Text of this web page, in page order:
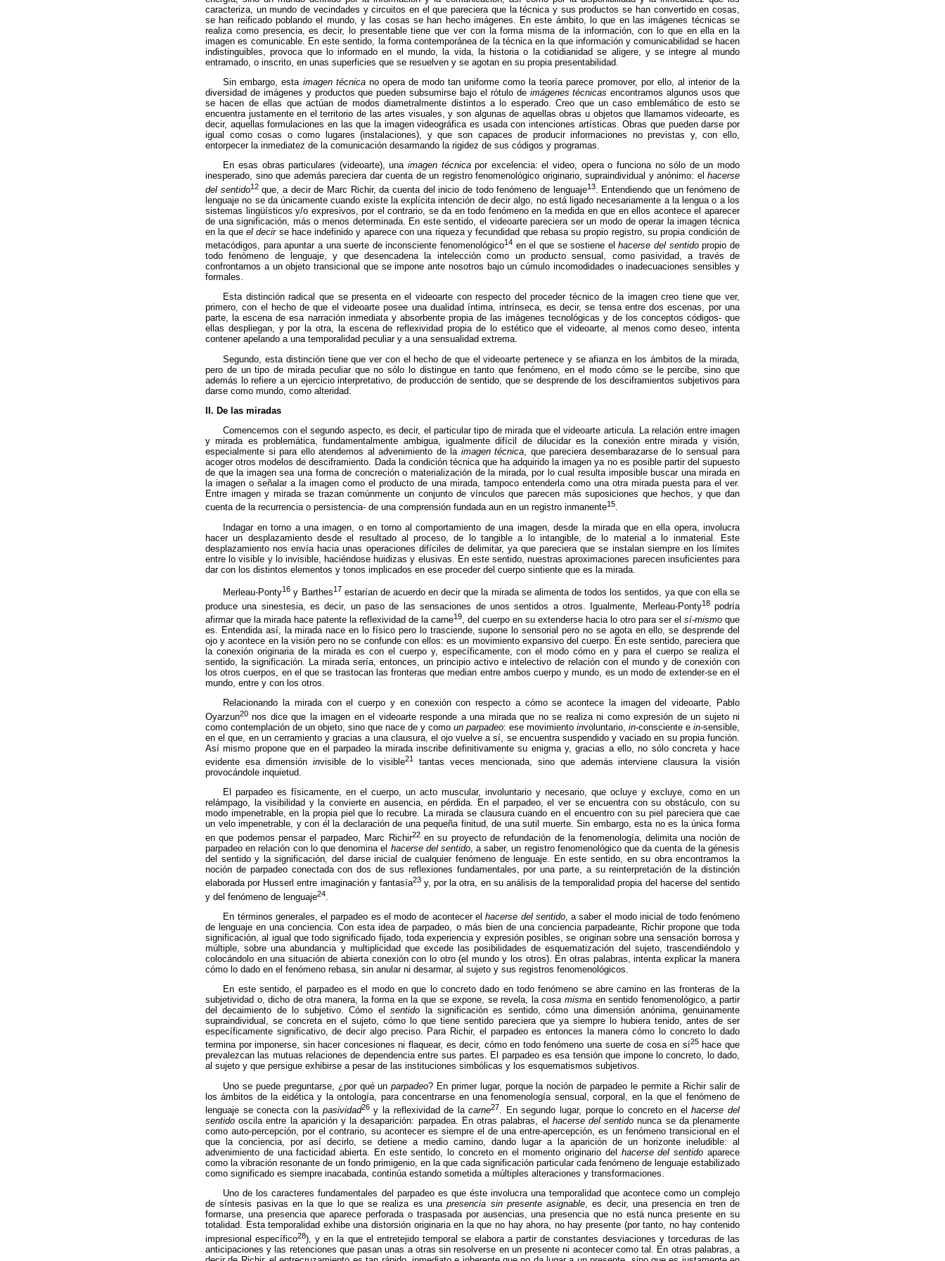
caracteriza, un mundo de vecindades y circuitos en el que pareciera que la técnica y sus productos se han convertido en cosas,
se han reificadopoblando el mundo, y las cosas se han hecho imágenes. En este ámbito, lo que en las imágenes técnicas se
realiza como presencia, es decir, lo presentable tiene que ver con la forma misma de la información, con lo que en ella en la
imagen es comunicable. En este sentido, la forma contemporánea de la técnica en la que información y comunicabilidad se hacen
indistinguibles, provoca que lo informado en el mundo, la vida, la historia o la cotidianidad se aligere, y se integre al mundo
entramado, o inscrito, en unas superficies que se resuelven y se agotan en su propia presentabilidad
Sin embargo, esta imagen técnica no opera de modo tan uniforme como la teoría parece promover, por ello, al interior de la
diversidad de imágenes y productos que pueden subsumirse bajo el rótulo de imágenes técnicasencontramos algunos usos que
se hacen de ellas que actúan de modos diametralmente distintos a lo esperado. Creo que un caso emblemático de esto se
encuentra justamente en el territorio de las artes visuales, y son algunas de aquellas obras u objetos que llamamos videoarte, es
decir, aquellas formulaciones en las que la imagen videográfica es usada con intenciones artísticas. Obras que pueden darse por
igual como cosas o como lugares (instalaciones), y que son capaces de producir informaciones no previstas y, con ello,
entorpecer la inmediatez de la comunicación desarmando la rigidez de sus códigos y programas.
En esas obras particulares (videoarte), unaimagen técnicapor excelencia: el video, opera o funciona no sólo de un modo
inesperado, sino que además pareciera dar cuenta de un registro fenomenológico originario, supraindividual y anónimo: el hacerse
del sentido12que, a decir de Marc Richir, da cuenta del inicio de todo fenómeno de lenguaje13. Entendiendo que un fenómeno de
lenguaje no se da únicamente cuando existe la explícita intención de decir algo, no está ligado necesariamente a la lengua o a los
sistemas lingüísticos y/o expresivos, por el contrario, se da en todo fenómeno en la medida en que en ellos acontece el aparecer
de una significación, más o menos determinada. En este sentido, el videoarte pareciera ser un modo de operar la imagen técnica
en la que el decir se hace indefinido y aparece con una riqueza y fecundidad que rebasa su propio registro, su propia condición de
metacódigos, para apuntar a una suerte de inconsciente fenomenológico14 en el que se sostiene elhacerse del sentidopropio de
todo fenómeno de lenguaje, y que desencadena la intelección como un producto sensual, como pasividad, a través de
confrontarnos a un objeto transicional que se impone ante nosotros bajo un cúmulo incomodidades o inadecuaciones sensibles y
formales.
Esta distinción radical que se presenta en el videoarte con respecto del proceder técnico de la imagen creo tiene que ver,
primero, con el hecho de que el videoarte posee una dualidad íntima, intrínseca, es decir, se tensa entre dos escenas, por una
parte, la escena de esa narración inmediata y absorbente propia de las imágenes tecnológicas y de los conceptos códigos- que
ellas despliegan, y por la otra, la escena de reflexividad propia de lo estético que el videoarte, al menos como deseo, intenta
contener apelando a una temporalidad peculiar y a una sensualidad extrema.
Segundo, esta distinción tiene que ver con el hecho de que el videoarte pertenece y se afianza en los ámbitos de la mirada,
pero de un tipo de mirada peculiar que no sólo lo distingue en tanto que fenómeno, en el modo cómo se le percibe, sino que
además lo refiere a un ejercicio interpretativo, de producción de sentido, que se desprende de los desciframientos subjetivos para
darse como mundo, como alteridad.
II. De las miradas
Comencemos con el segundo aspecto, es decir, el particular tipo de mirada que el videoarte articula. La relación entre imagen
y mirada es problemática, fundamentalmente ambigua, igualmente difícil de dilucidar es la conexión entre mirada y visión,
especialmente si para ello atendemos al advenimiento de la imagen técnica , que pareciera desembarazarse de lo sensual para
acoger otros modelos de desciframiento. Dada la condición técnica que ha adquirido la imagen ya no es posible partir del supuesto
de que la imagen sea una forma de concreción o materialización de la mirada, por lo cual resulta imposible buscar una mirada en
la imagen o señalar a la imagen como el producto de una mirada, tampoco entenderla como una otra mirada puesta para el ver.
Entre imagen y mirada se trazan comúnmente un conjunto de vínculos que parecen más suposiciones que hechos, y que dan
cuenta de la recurrencia o persistencia- de una comprensión fundada aun en un registro inmanente15.
Indagar en torno a una imagen, o en torno al comportamiento de una imagen, desde la mirada que en ella opera, involucra
hacer un desplazamiento desde el resultado al proceso, de lo tangible a lo intangible, de lo material a lo inmaterial. Este
desplazamiento nos envía hacia unas operaciones difíciles de delimitar, ya que pareciera que se instalan siempre en los límites
entre lo visible y lo invisible, haciéndose huidizas y elusivas. En este sentido, nuestras aproximaciones parecen insuficientes para
dar con los distintos elementos y tonos implicados en ese proceder del cuerpo sintiente que es la mirada.
Merleau-Ponty16 y Barthes17 estarían de acuerdo en decir que la mirada se alimenta de todos los sentidos, ya que con ella se
produce una sinestesia, es decir, un paso de las sensaciones de unos sentidos a otros. Igualmente, Merleau-Ponty18podría
afirmar que la mirada hace patente la reflexividad de la carne19, del cuerpo en su extenderse hacia lo otro para ser el sí-mismo que
es. Entendida así, la mirada nace en lo físicopero lo trasciende, supone lo sensorial pero no se agota en ello, se desprende del
ojo y acontece en la visión pero no se confunde con ellos: es un movimiento expansivo del cuerpo. En este sentido, pareciera que
la conexión originaria de la mirada es con el cuerpo y, específicamente, con el modo cómo en y para el cuerpo se realiza el
sentido, la significación. La mirada sería, entonces, un principio activo e intelectivo de relación con el mundo y de conexión con
los otros cuerpos, en el que se trastocan las fronteras que median entre ambos cuerpo y mundo, es un modo de extender-se en el
mundo, entre y con los otros.
Relacionando la mirada con el cuerpo y en conexión con respecto a cómo se acontece la imagen del videoarte, Pablo
Oyarzun20 nos dice que la imagen en el videoarte responde a una mirada que no se realiza ni como expresión de un sujeto ni
como contemplación de un objeto, sino que nace de y como un parpadeo: ese movimiento involuntario, in-consciente e in-sensible,
en el que, en un cerramiento y gracias a una clausura, el ojo vuelve a sí, se encuentra suspendido y vaciado en su propia función.
Así mismo propone que en el parpadeo la mirada inscribe definitivamente su enigma y, gracias a ello, no sólo concreta y hace
evidente esa dimensión invisible de lo visible21
tantas veces mencionada, sino que además interviene clausura la visión
provocándole inquietud.
El parpadeo es físicamente, en el cuerpo, un acto muscular, involuntario y necesario, que ocluye y excluye, como en un
relámpago, la visibilidad y la convierte en ausencia, en pérdida. En el parpadeo, el ver se encuentra con su obstáculo, con su
modo impenetrable, en la propia piel que lo recubre. La mirada se clausura cuando en el encuentro con su piel pareciera que cae
un velo impenetrable, y con él la declaración de una pequeña finitud, de una sutil muerte. Sin embargo, esta no es la única forma
en que podemos pensar el parpadeo, Marc Richir22en su proyecto de refundación de la fenomenología, delimita una noción de
parpadeo en relación con lo que denomina el hacerse del sentido, a saber, un registro fenomenológico que da cuenta de la génesis
del sentido y la significación, del darse inicial de cualquier fenómeno de lenguaje. En este sentido, en su obra encontramos la
noción de parpadeo conectada con dos de sus reflexiones fundamentales, por una parte, a su reinterpretación de la distinción
elaborada por Husserl entre imaginación y fantasía23y, por la otra, en su análisis de la temporalidad propia del hacerse del sentido
y del fenómeno de lenguaje24
En términos generales, el parpadeo es el modo de acontecer elhacerse del sentido, asaberel modo inicial de todo fenómeno
de lenguaje en una conciencia. Con esta idea de parpadeo, o más bien de una conciencia parpadeante,
Richirpropone que toda
significación, al igual que todo significado fijado, toda experiencia y expresión posibles, se originan sobre una sensación borrosa y
múltiple, sobre una abundancia y multiplicidad que excede las posibilidades de esquematización del sujeto, trascendiéndolo y
colocándolo en una situación de abierta conexión con lo otro (el mundo y los otros). En otras palabras, intenta explicar la manera
cómo lo dado en el fenómeno rebasa, sin anular ni desarmar, al sujeto y sus registros fenomenológicos.
En este sentido, el parpadeo es el modo en que lo concreto dado en todo fenómeno se abre camino en las fronteras de la
subjetividad o, dicho de otra manera, la forma en la que se expone, se revela, lacosa misma en sentido fenomenológico, a partir
del decaimiento de lo subjetivo. Cómo elsentido
la significación es sentido, cómo una dimensión anónima, genuinamente
supraindividual, se concreta en el sujeto, cómo lo que tiene sentido pareciera que ya siempre lo hubiera tenido, antes de ser
específicamente significativo, de decir algo preciso. Para Richir, el parpadeo es entonces la manera cómo lo concreto lo dado
termina por imponerse, sin hacer concesiones ni flaquear, es decir, cómo en todo fenómeno una suerte de cosa en sí25hace que
prevalezcan las mutuas relaciones de dependencia entre sus partes. El parpadeo es esa tensión que impone lo concreto, lo dado,
al sujeto y que persigue exhibirse a pesar de las instituciones simbólicas y los esquematismos subjetivos.
Uno se puede preguntarse, ¿por qué unparpadeo? En primer lugar, porque la noción de parpadeo le permite a Richirsalir de
los ámbitos de la eidética y la ontología, para concentrarse en una fenomenología sensual, corporal, en la que el fenómeno de
lenguaje se conecta con la pasividad26y la reflexividad de lacarne27. En segundo lugar, porque lo concreto en elhacerse del
sentidooscila entre la aparición y la desaparición: parpadea. En otras palabras, el hacerse del sentidonunca se da plenamente
como auto-percepción, por el contrario, su acontecer es siempre el de una entre-apercepción, es un fenómeno transicional en el
que la conciencia, por así decirlo, se detiene a medio camino, dando lugar a la aparición de un horizonte ineludible: al
advenimiento de unafacticidad abierta. En este sentido, lo concreto en el momento originario del hacerse del sentidoaparece
como la vibración resonante de un fondo primigenio, en la que cada significación particular cada fenómeno de lenguaje estabilizado
como significado es siempre inacabada, continúa estando sometida a múltiples alteraciones y transformaciones.
Uno de los caracteres fundamentales del parpadeo es que éste involucra una temporalidad que acontece como un complejo
de síntesis pasivas en la que lo que se realiza es unapresencia sin presente asignable, es decir, una presencia en tren de
formarse, una presencia que aparece perforada o traspasada por ausencias, una presencia que no está nunca presente en su
totalidad. Esta temporalidad exhibe una distorsión originaria en la que no hay ahora, no hay presente (por tanto, no hay contenido
impresional específico28), y en la que el entretejido temporal se elabora a partir de constantes desviaciones y torceduras de las
anticipaciones y las retenciones que pasan unas a otras sin resolverse en un presente ni acontecer como tal. En otras palabras, a